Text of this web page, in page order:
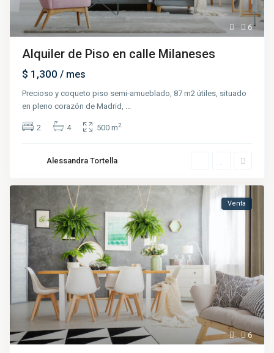
6
Alquiler de Piso en calle Milaneses
$ 1,300/ mes
Precioso y coqueto piso semi-amueblado, 87 m2 útiles, situado
en pleno corazón de Madrid,
2 4 500 m2
Alessandra Tortella
6
Venta